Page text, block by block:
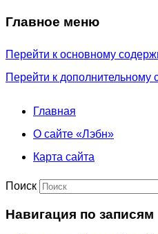
Главное меню
Перейти к основному
Перейти к дополнительному
Главная
О сайте «Лэбн»
Карта сайта
Поиск
Навигация по записям